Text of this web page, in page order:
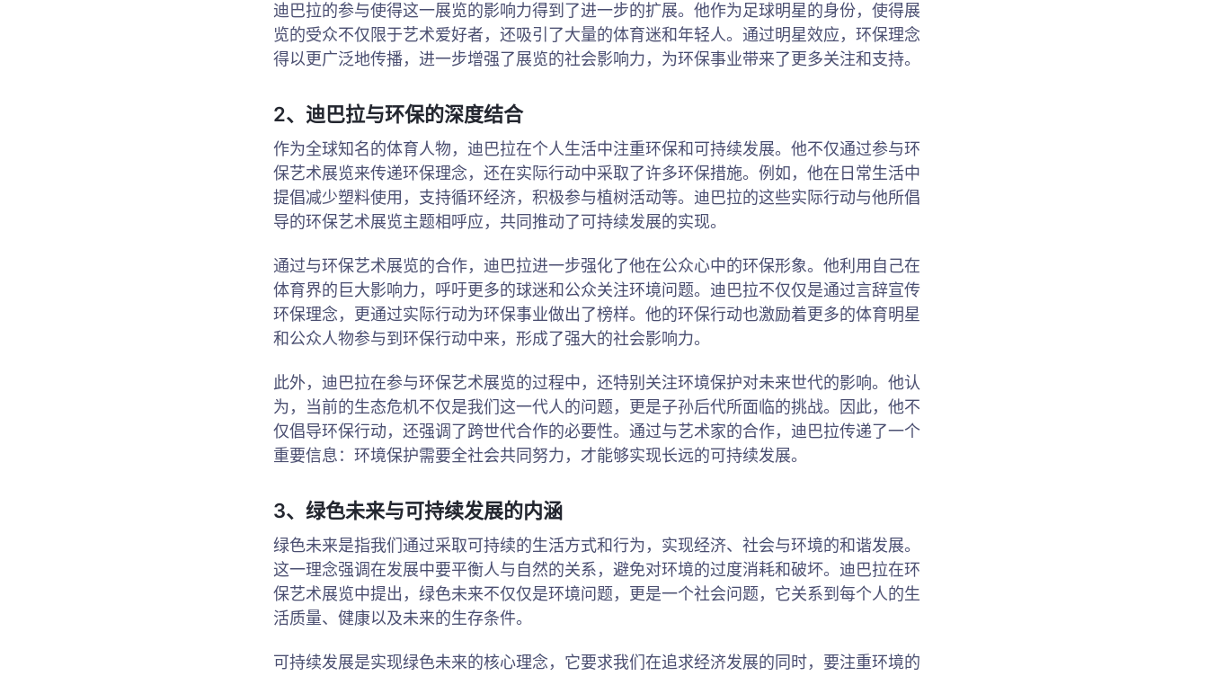
迪巴拉的参与使得这一展览的影响力得到了进一步的扩展。他作为足球明星的身份，使得展
览的受众不仅限于艺术爱好者，还吸引了大量的体育迷和年轻人。通过明星效应，环保理念
得以更广泛地传播，进一步增强了展览的社会影响力，为环保事业带来了更多关注和支持。
2、迪巴拉与环保的深度结合
作为全球知名的体育人物，迪巴拉在个人生活中注重环保和可持续发展。他不仅通过参与环
保艺术展览来传递环保理念，还在实际行动中采取了许多环保措施。例如，他在日常生活中
提倡减少塑料使用，支持循环经济，积极参与植树活动等。迪巴拉的这些实际行动与他所倡
导的环保艺术展览主题相呼应，共同推动了可持续发展的实现。
通过与环保艺术展览的合作，迪巴拉进一步强化了他在公众心中的环保形象。他利用自己在
体育界的巨大影响力，呼吁更多的球迷和公众关注环境问题。迪巴拉不仅仅是通过言辞宣传
环保理念，更通过实际行动为环保事业做出了榜样。他的环保行动也激励着更多的体育明星
和公众人物参与到环保行动中来，形成了强大的社会影响力。
此外，迪巴拉在参与环保艺术展览的过程中，还特别关注环境保护对未来世代的影响。他认
为，当前的生态危机不仅是我们这一代人的问题，更是子孙后代所面临的挑战。因此，他不
仅倡导环保行动，还强调了跨世代合作的必要性。通过与艺术家的合作，迪巴拉传递了一个
重要信息：环境保护需要全社会共同努力，才能够实现长远的可持续发展。
3、绿色未来与可持续发展的内涵
绿色未来是指我们通过采取可持续的生活方式和行为，实现经济、社会与环境的和谐发展。
这一理念强调在发展中要平衡人与自然的关系，避免对环境的过度消耗和破坏。迪巴拉在环
保艺术展览中提出，绿色未来不仅仅是环境问题，更是一个社会问题，它关系到每个人的生
活质量、健康以及未来的生存条件。
可持续发展是实现绿色未来的核心理念，它要求我们在追求经济发展的同时，要注重环境的